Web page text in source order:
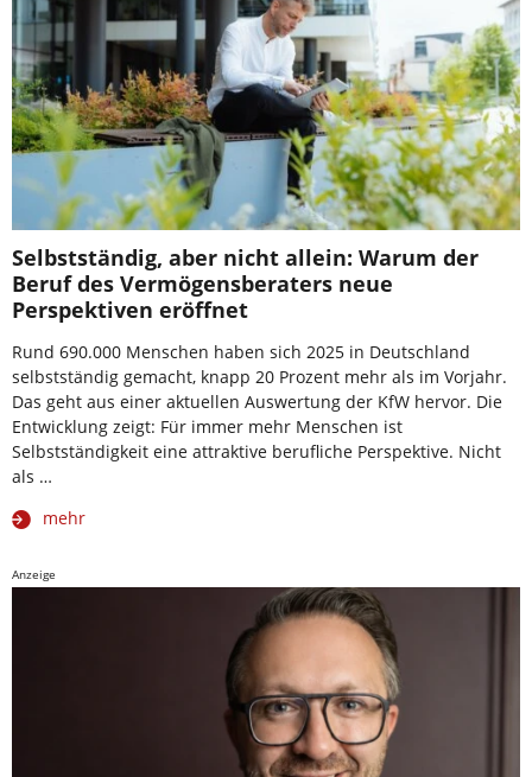
Selbstständig, aber nicht allein: Warum der
Beruf des Vermögensberaters neue
Perspektiven eröffnet
Rund 690.000 Menschen haben sich 2025 in Deutschland
selbstständig gemacht, knapp 20 Prozent mehr als im Vorjahr.
Das geht aus einer aktuellen Auswertung der KfW hervor. Die
Entwicklung zeigt: Für immer mehr Menschen ist
Selbstständigkeit eine attraktive berufliche Perspektive. Nicht
als …
mehr
Anzeige